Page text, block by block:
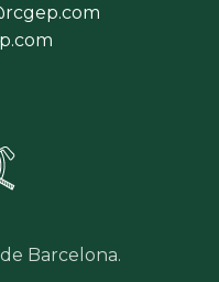
Barcelona.